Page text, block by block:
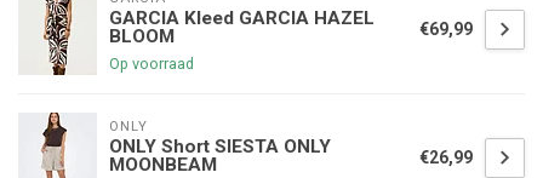
GARCIA Kleed GARCIA HAZEL
BLOOM
Op voorraad
€69,99
ONLY
ONLY Short SIESTA ONLY
MOONBEAM
€26,99